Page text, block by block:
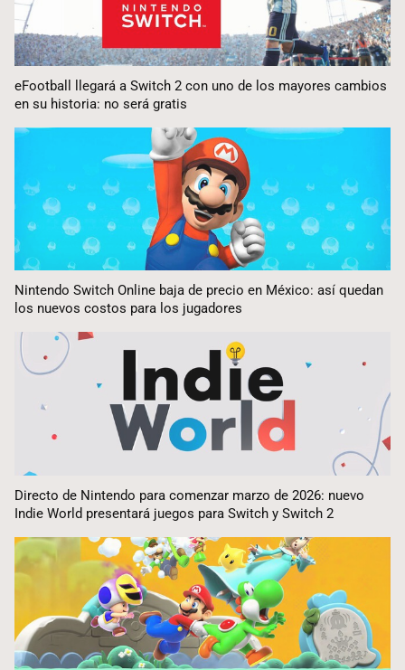
eFootball llegará a Switch 2 con uno de los mayores cambios
en su historia: no será gratis
Nintendo Switch Online baja de precio en México: así quedan
los nuevos costos para los jugadores
Directo de Nintendo para comenzar marzo de 2026: nuevo
Indie World presentará juegos para Switch y Switch 2